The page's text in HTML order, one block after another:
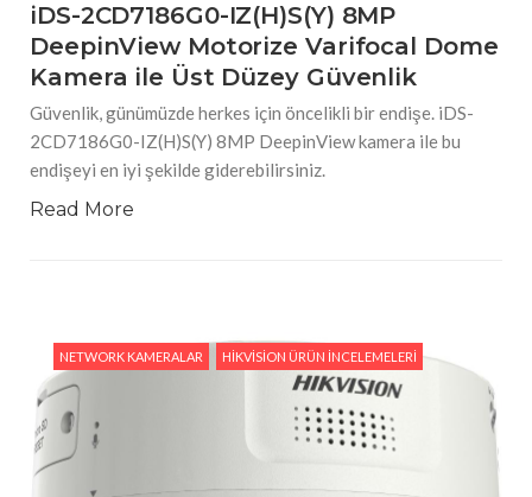
iDS-2CD7186G0-IZ(H)S(Y) 8MP
DeepinView Motorize Varifocal Dome
Kamera ile Üst Düzey Güvenlik
Güvenlik, günümüzde herkes için öncelikli bir endişe. iDS-
2CD7186G0-IZ(H)S(Y) 8MP DeepinView kamera ile bu
endişeyi en iyi şekilde giderebilirsiniz.
Read More
NETWORK KAMERALAR HIKVISION ÜRÜN İNCELEMELERI